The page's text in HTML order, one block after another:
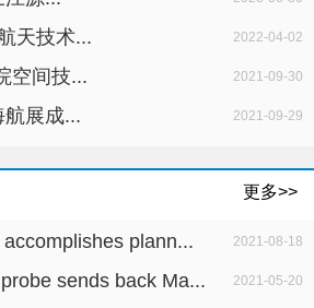
天技术... 2022-04-02
空间技... 2021-09-30
展成... 2021-09-29
更多>>
plann... 2021-08-18
sends back Ma... 2021-05-20